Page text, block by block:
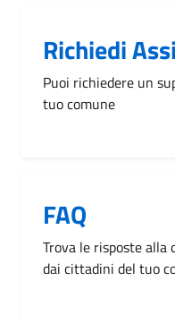
Richiedi
Puoi richiedere un
tuo comune
FAQ
Trova le risposte
dai cittadini del tuo